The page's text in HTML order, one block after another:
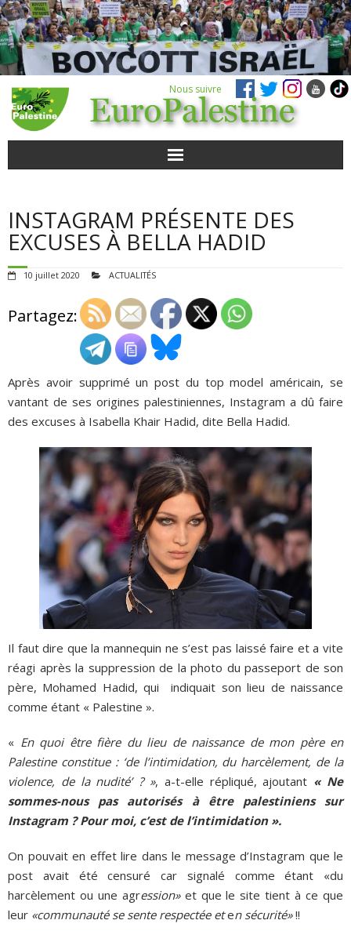
Nous suivre
POUR AGIR
QUI SOMMES-NOUS ?
ADHÉSIONS, DONS, CONTACT
INSTAGRAM PRÉSENTE DES
EXCUSES À BELLA HADID
10 juillet 2020 ACTUALITÉS
Partagez:
Après avoir supprimé un post du top model américain, se
vantant de ses origines palestiniennes, Instagram a dû faire
des excuses à Isabella Khair Hadid, dite Bella Hadid.
Il faut dire que la mannequin ne s’est pas laissé faire et a vite
réagi après la suppression de la photo du passeport de son
père, Mohamed Hadid, qui indiquait son lieu de naissance
comme étant « Palestine ».
« En quoi être fière du lieu de naissance de mon père en
Palestine constitue : ‘de l’intimidation, du harcèlement, de la
violence, de la nudité’ ? », a-t-elle répliqué, ajoutant « Ne
sommes-nous pas autorisés à être palestiniens sur
Instagram ? Pour moi, c’est de l’intimidation ».
On pouvait en effet lire dans le message d’Instagram que le
post avait été censuré car signalé comme étant «du
harcèlement ou une agression»et que le site tient à ce que
leur «communauté se sente respectée eten sécurité»!!